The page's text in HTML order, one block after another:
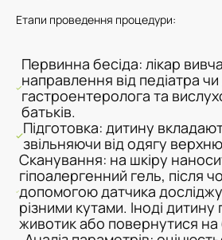
Етапи проведення процедури:
Первинна бесіда: лікар
направлення від педіатра
гастроентеролога та
батьків.
Підготовка: дитину
звільняючи від одягу
Сканування: на шкіру
гіпоалергенний гель, після
допомогою датчика
різними кутами. Іноді
животик або повернутися на